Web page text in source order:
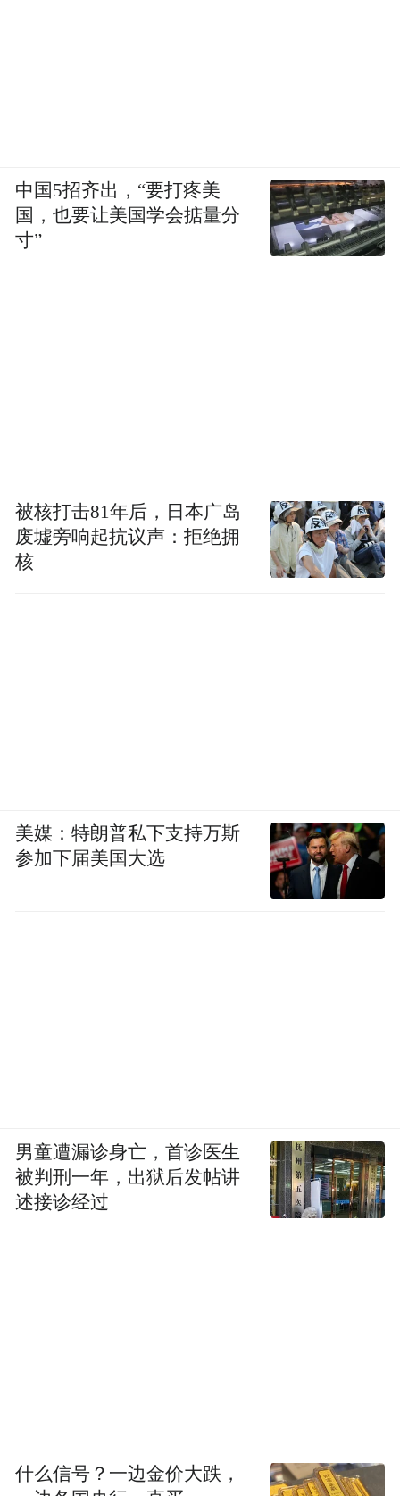
中国5招齐出，“要打疼美
国，也要让美国学会掂量分
寸”
被核打击81年后，日本广岛
废墟旁响起抗议声：拒绝拥
核
美媒：特朗普私下支持万斯
参加下届美国大选
男童遭漏诊身亡，首诊医生
被判刑一年，出狱后发帖讲
述接诊经过
什么信号？一边金价大跌，